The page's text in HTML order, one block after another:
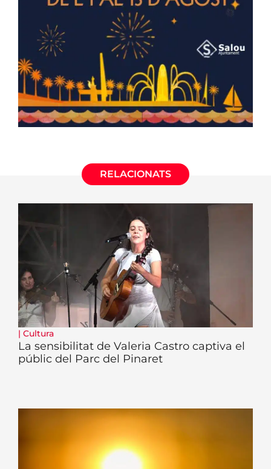
RELACIONATS
| Cultura
La sensibilitat de Valeria Castro captiva el
públic del Parc del Pinaret